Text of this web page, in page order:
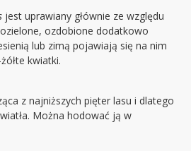
jest uprawiany głównie ze względu
ozdobione dodatkowo
lub zimą pojawiają się na nim
kwiatki.
z najniższych pięter lasu i dlatego
Można hodować ją w